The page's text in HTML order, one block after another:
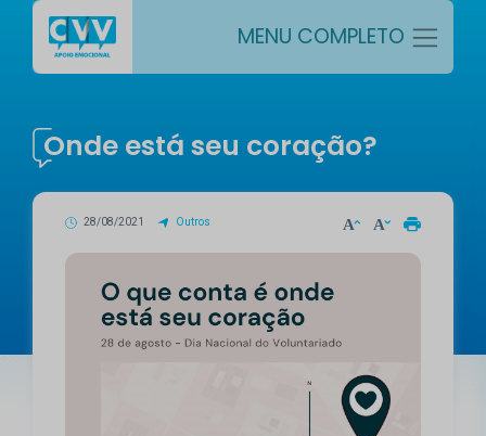
MENU COMPLETO
Onde está seu coração?
28/08/2021 Outros